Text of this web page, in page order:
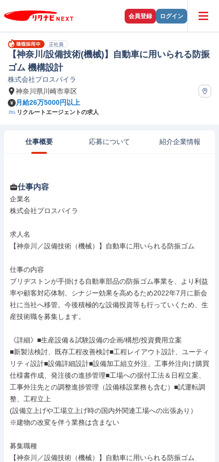
会員登録 ログイン
正社員
【神奈川/設備技術(機械)】自動車に用いられる防振
ゴム 機構設計
株式会社プロスパイラ
神奈川県川崎市幸区
月給26万5000円以上
リクルートエージェントの求人
仕事概要 応募について 紹介企業情報
仕事内容
企業名
株式会社プロスパイラ
求人名
【神奈川／設備技術（機械）】自動車に用いられる防振ゴム
仕事の内容
ブリヂストンが手掛ける自動車部品の防振ゴム事業を、より利益
率や顧客対応体制、シナジー効果を高めるため2022年7月に新会
社に当社へ移管。今後積極的な設備投資等も行っていくため、生
産技術職を募集します。
《詳細》■生産設備＆試験設備の企画/構想/投資費用立案
■新製法検討、既存工程改善検討■工程レイアウト設計、ユーティ
リティ設計■設備詳細設計■設備加工組立外注、工事外注向け購買
仕様書作成、発注後の進捗管理■工場への据付工法＆日程立案、
工事外注先との調整進捗管理（設備移設業務も含む）■試運転調
整、工程立上
(設備立上げや工場立上げ時の国内外関連工場への出張あり）
※建物の改変を伴う業務は含まない
募集職種
【神奈川／設備技術（機械）】自動車に用いられる防振ゴム